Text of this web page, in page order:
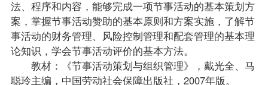
法、程序和内容，能够完成一项节事活动的基本策划方
案，掌握节事活动赞助的基本原则和方案实施，了解节
事活动的财务管理、风险控制管理和配套管理的基本理
论知识，学会节事活动评价的基本方法。
教材：《节事活动策划与组织管理》，戴光全、马
聪玲主编，中国劳动社会保障出版社，2007年版。